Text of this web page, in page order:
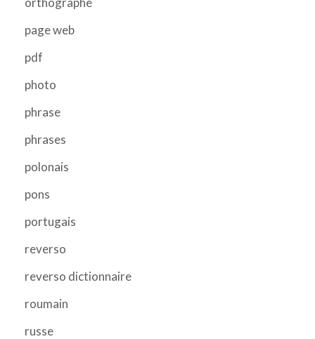
page web
pdf
photo
phrase
phrases
polonais
pons
portugais
reverso
reverso dictionnaire
roumain
russe